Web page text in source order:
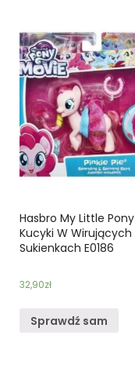
Hasbro My Little Pony
Kucyki W Wirujących
Sukienkach E0186
32,90zł
Sprawdź sam